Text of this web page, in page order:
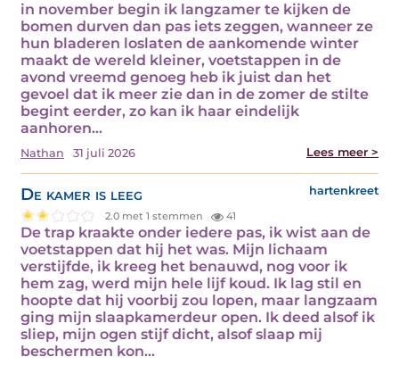
in november begin ik langzamer te kijken de
bomen durven dan pas iets zeggen, wanneer ze
hun bladeren loslaten de aankomende winter
maakt de wereld kleiner, voetstappen in de
avond vreemd genoeg heb ik juist dan het
gevoel dat ik meer zie dan in de zomer de stilte
begint eerder, zo kan ik haar eindelijk
aanhoren…
Nathan 31 juli 2026 Lees meer >
De kamer is leeg hartenkreet
2.0 met 1 stemmen 41
De trap kraakte onder iedere pas, ik wist aan de
voetstappen dat hij het was. Mijn lichaam
verstijfde, ik kreeg het benauwd, nog voor ik
hem zag, werd mijn hele lijf koud. Ik lag stil en
hoopte dat hij voorbij zou lopen, maar langzaam
ging mijn slaapkamerdeur open. Ik deed alsof ik
sliep, mijn ogen stijf dicht, alsof slaap mij
beschermen kon…